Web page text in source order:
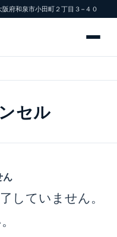
府和泉市小田町２丁目３−４０
セル
ん
していません。